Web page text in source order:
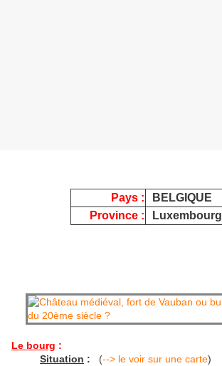
Pays :
BELGIQUE
Province :
Luxembourg
Le bourg :
Situation : (--> le voir sur une carte)